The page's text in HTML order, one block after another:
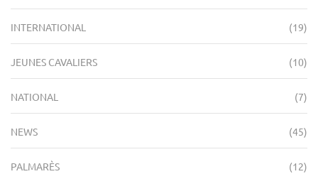
INTERNATIONAL (19)
JEUNES CAVALIERS (10)
NATIONAL (7)
NEWS (45)
PALMARÈS (12)